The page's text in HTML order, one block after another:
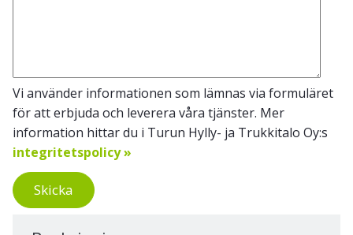
Vi använder informationen som lämnas via formuläret
för att erbjuda och leverera våra tjänster. Mer
information hittar du i Turun Hylly- ja Trukkitalo Oy:s
integritetspolicy »
Skicka